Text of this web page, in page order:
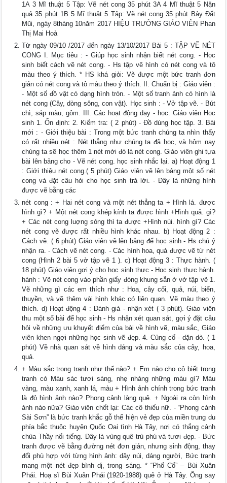
1A 3 Mĩ thuật 5 Tập: Vẽ nét cong 35 phút 3A 4 Mĩ thuật 5 Nặn
quả 35 phút 1B 5 Mĩ thuật 5 Tập: Vẽ nét cong 35 phút Bảy Đất
Mũi, ngày 8tháng 10năm 2017 HIỆU TRƯỞNG GIÁO VIÊN Phan
Thị Mai Hoà
Từ ngày 09/10 /2017 đến ngày 13/10/2017 Bài 5 : TẬP VẼ NÉT
CONG I. Mục tiêu : - Giúp học sinh nhận biết nét cong. - Học
sinh biết cách vẽ nét cong. - Hs tập vẽ hình có nét cong và tô
màu theo ý thích. * HS khá giỏi: Vẽ được một bức tranh đơn
giản có nét cong và tô màu theo ý thích. II. Chuẩn bị : Giáo viên :
- Một số đồ vật có dạng hình tròn. - Một số tranh ảnh có hình là
nét cong (Cây, dòng sông, con vật). Học sinh : - Vở tập vẽ. - Bút
chì, sáp màu, gôm. III. Các hoạt động dạy - học. Giáo viên Học
sinh 1. Ổn định: 2. Kiểm tra: ( 2 phút) - Đồ dùng học tập. 3. Bài
mới : - Giới thiệu bài : Trong một bức tranh chúng ta nhìn thấy
có rất nhiều nét : Nét thẳng như chúng ta đã học, và hôm nay
chúng ta sẽ học thêm 1 nét mới đó là nét cong. Giáo viên ghi tựa
bài lên bảng cho - Vẽ nét cong. học sinh nhắc lại. a) Hoạt động 1
: Giới thiệu nét cong.( 5 phút) Giáo viên vẽ lên bảng một số nét
cong và đặt câu hỏi cho học sinh trả lời. - Đây là những hình
được vẽ bằng các
nét cong : + Hai nét cong và một nét thẳng ta + Hình lá. được
hình gì? + Một nét cong khép kính ta được hình +Hình quả. gì?
+ Các nét cong luợng sóng thì ta được +Hình núi. hình gì? Các
nét cong vẽ được rất nhiều hình khác nhau. b) Hoạt động 2 :
Cách vẽ. ( 6 phút) Giáo viên vẽ lên bảng để học sinh - Hs chú ý
nhận ra. - Cách vẽ nét cong. - Các hình hoa, quả được vẽ từ nét
cong (Hình 2 bài 5 vở tập vẽ 1 ). c) Hoạt động 3 : Thực hành. (
18 phút) Giáo viên gợi ý cho học sinh thực - Học sinh thực hành.
hành : Vẽ nét cong vào phần giấy đóng khung sẵn ở vở tập vẽ 1.
Vẽ những gì các em thích như : Hoa, cây cối, quả, núi, biển,
thuyền, và vẽ thêm vài hình khác có liên quan. Vẽ màu theo ý
thích. d) Hoạt động 4 : Đánh giá - nhận xét ( 3 phút). Giáo viên
thu một số bài để học sinh - Hs nhận xét quan sát, gợi ý đặt câu
hỏi về những ưu khuyết điểm của bài về hình vẽ, màu sắc, Giáo
viên khen ngợi những học sinh vẽ đẹp. 4. Củng cố - dặn dò. ( 1
phút) Về nhà quan sát về hình dáng và màu sắc của cây, hoa,
quả.
+ Màu sắc trong tranh như thế nào? + Em nào cho cô biết trong
tranh có Màu sác tươi sáng, nhẹ nhàng những màu gì? Màu
vàng, màu xanh, xanh lá, màu + Hình ảnh chính trong bức tranh
là đỏ hình ảnh nào? Phong cảnh làng quê. + Ngoài ra còn hình
ảnh nào nữa? Giáo viên chốt lại: Các cô thiếu nữ. - “Phong cảnh
Sài Sơn” là bức tranh khắc gỗ thể hiện vẻ đẹp của miền trung du
phía bắc thuộc huyện Quốc Oai tình Hà Tây, nơi có thắng cảnh
chùa Thầy nổi tiếng. Đây là vùng quê trù phú và tươi đẹp. - Bức
tranh được vẽ bằng đường nét đơn giản, nhưng sinh động, thay
đổi phù hợp với từng hình ảnh: dãy núi, dáng người, Bức tranh
mang một nét đẹp bình dị, trong sáng. * “Phố Cổ” – Bùi Xuân
Phái. Hoạ sĩ Bùi Xuân Phái (1920-1988) quê ở Hà Tây. Ông say